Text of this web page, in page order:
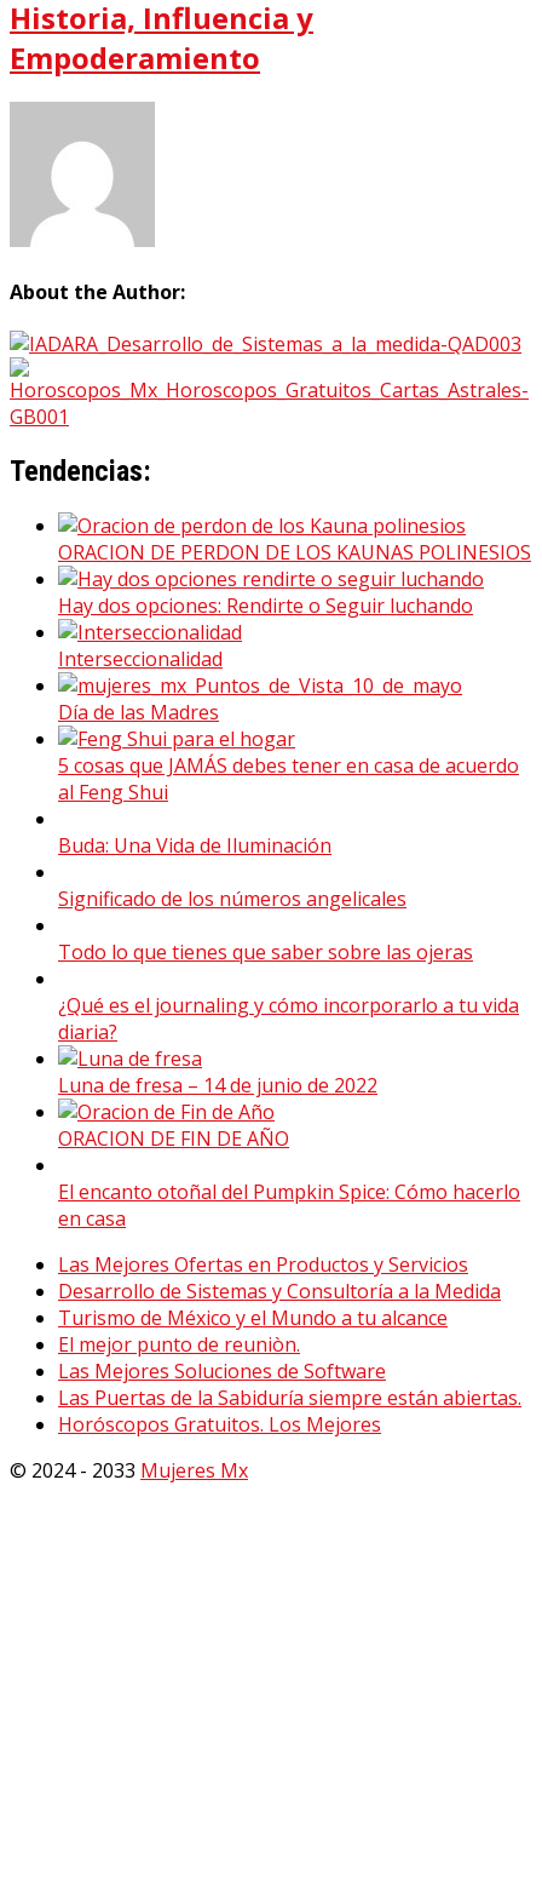
Historia, Influencia y
Empoderamiento
About the Author:
Tendencias:
ORACION DE PERDON DE LOS KAUNAS POLINESIOS
Hay dos opciones: Rendirte o Seguir luchando
Interseccionalidad
Día de las Madres
5 cosas que JAMÁS debes tener en casa de acuerdo
al Feng Shui
Buda: Una Vida de Iluminación
Significado de los números angelicales
Todo lo que tienes que saber sobre las ojeras
¿Qué es el journaling y cómo incorporarlo a tu vida
diaria?
Luna de fresa – 14 de junio de 2022
ORACION DE FIN DE AÑO
El encanto otoñal del Pumpkin Spice: Cómo hacerlo
en casa
Las Mejores Ofertas en Productos y Servicios
Desarrollo de Sistemas y Consultoría a la Medida
Turismo de México y el Mundo a tu alcance
El mejor punto de reuniòn.
Las Mejores Soluciones de Software
Las Puertas de la Sabiduría siempre están abiertas.
Horóscopos Gratuitos. Los Mejores
© 2024 - 2033 Mujeres Mx